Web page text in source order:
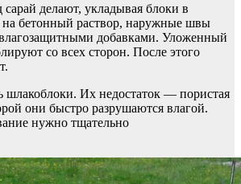
сарай делают, укладывая блоки в
бетонный раствор, наружные швы
добавками. Уложенный
со всех сторон. После этого
шлакоблоки. Их недостаток — пористая
они быстро разрушаются влагой.
нужно тщательно